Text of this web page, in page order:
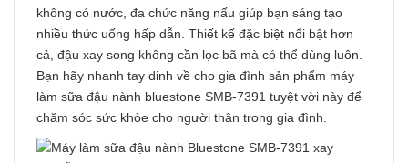
không có nước, đa chức năng nấu giúp bạn sáng tạo
nhiều thức uống hấp dẫn. Thiết kế đặc biệt nổi bật hơn
cả, đậu xay song không cần lọc bã mà có thể dùng luôn.
Bạn hãy nhanh tay dinh về cho gia đình sản phẩm máy
làm sữa đậu nành bluestone SMB-7391 tuyệt vời này để
chăm sóc sức khỏe cho người thân trong gia đình.